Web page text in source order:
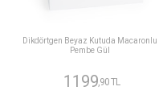
Dikdörtgen Beyaz Kutuda Macaronlu
Pembe Gül
1199 ,90 TL